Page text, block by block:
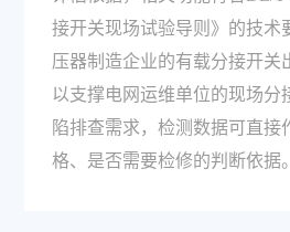
接开关现场试验导则》的技术
压器制造企业的有载分接开关
以支撑电网运维单位的现场分
陷排查需求，检测数据可直接
格、是否需要检修的判断依据。